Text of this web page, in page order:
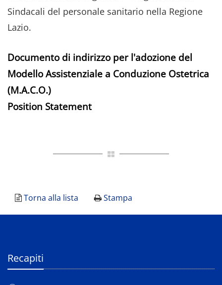
Sindacali del personale sanitario nella Regione
Lazio.
Documento di indirizzo per l'adozione del
Modello Assistenziale a Conduzione Ostetrica
(M.A.C.O.)
Position Statement
Torna alla lista Stampa
Recapiti